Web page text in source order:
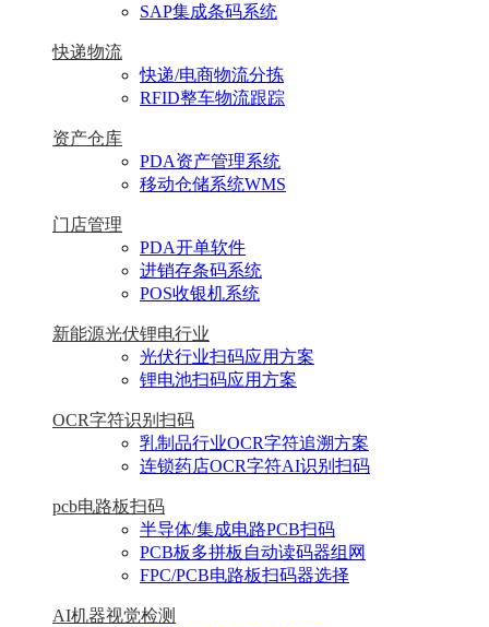
SAP集成条码系统
快递物流
快递/电商物流分拣
RFID整车物流跟踪
资产仓库
PDA资产管理系统
移动仓储系统WMS
门店管理
PDA开单软件
进销存条码系统
POS收银机系统
新能源光伏锂电行业
光伏行业扫码应用方案
锂电池扫码应用方案
OCR字符识别扫码
乳制品行业OCR字符追溯方案
连锁药店OCR字符AI识别扫码
pcb电路板扫码
半导体/集成电路PCB扫码
PCB板多拼板自动读码器组网
FPC/PCB电路板扫码器选择
AI机器视觉检测